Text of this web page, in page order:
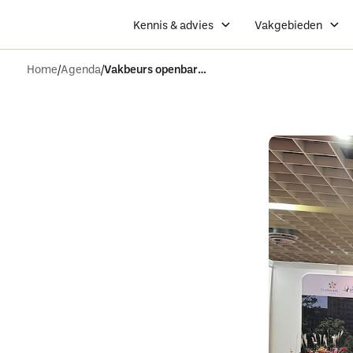
Kennis & advies Vakgebieden
Home Agenda Vakbeurs openbare ruimte dag 1